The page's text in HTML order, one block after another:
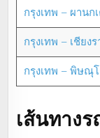
กรุงเทพ – ผานก
กรุงเทพ – เชียงร
กรุงเทพ – พิษณุ
เส้นทาง